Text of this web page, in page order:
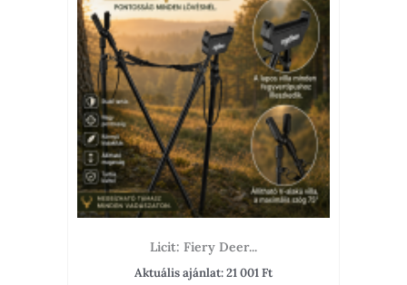
Licit: Fiery Deer...
Aktuális ajánlat:21 001Ft